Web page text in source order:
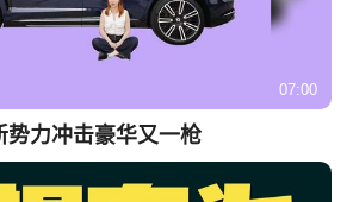
07:00
势力冲击豪华又一枪